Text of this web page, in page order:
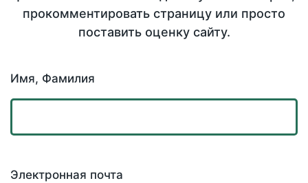
прокомментировать страницу или просто
поставить оценку сайту.
Имя, Фамилия
Электронная почта